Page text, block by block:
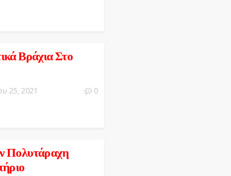
Βράχια Στο
25, 2021 0
Πολυτάραχη